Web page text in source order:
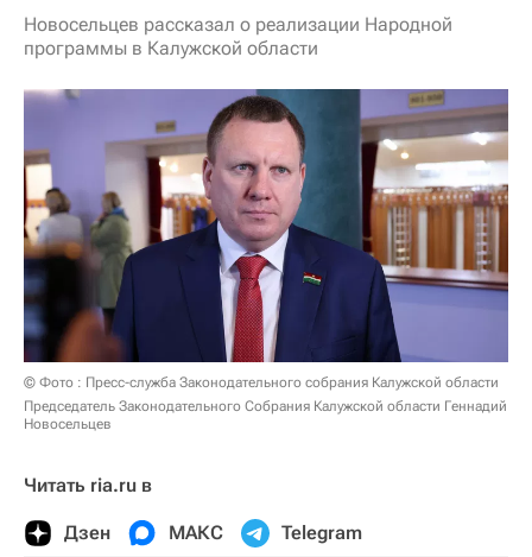
Новосельцев рассказал о реализации Народной
программы в Калужской области
© Фото : Пресс-служба Законодательного собрания Калужской области
Председатель Законодательного Собрания Калужской области Геннадий
Новосельцев
Читать ria.ru в
Дзен МАКС Telegram